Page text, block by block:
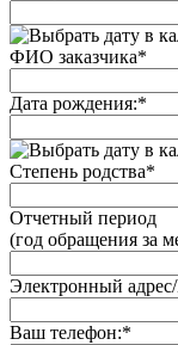
ФИО заказчика*
Дата рождения:*
Степень родства*
Отчетный период
(год обращения за
Электронный
Ваш телефон:*